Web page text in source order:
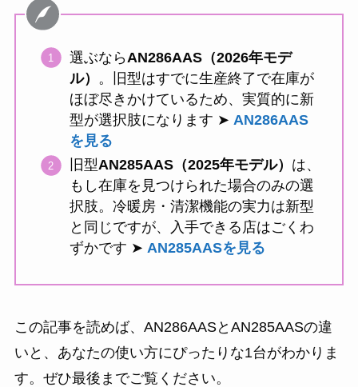
選ぶならAN286AAS（2026年モデ
ル） 。旧型はすでに生産終了で在庫が
ほぼ尽きかけているため、実質的に新
型が選択肢になります ➤ AN286AAS
を見る
旧型AN285AAS（2025年モデル） は、
もし在庫を見つけられた場合のみの選
択肢。冷暖房・清潔機能の実力は新型
と同じですが、入手できる店はごくわ
ずかです ➤AN285AASを見る
この記事を読めば、AN286AASとAN285AASの違
いと、あなたの使い方にぴったりな1台がわかりま
す。ぜひ最後までご覧ください。